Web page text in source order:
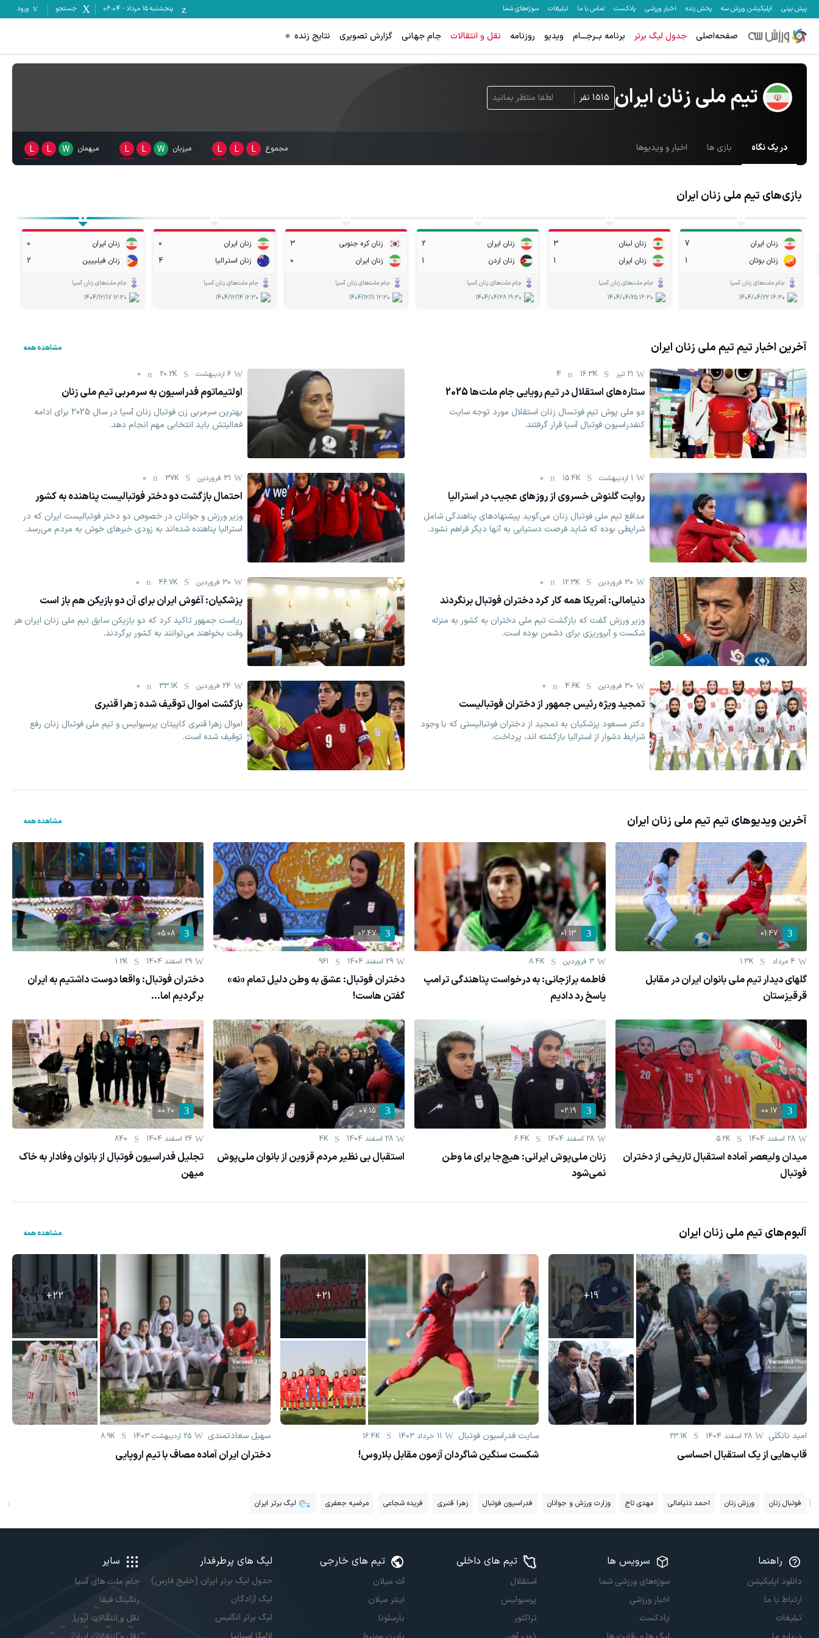
پیش بینی اپلیکیشن ورزش سه پخش زنده اخبار ورزشی پادکست تماس با ما تبلیغات سوژه‌های شما پنجشنبه ۱۵ مرداد -
06:04 جستجو ورود
صفحه‌اصلی جدول لیگ برتر برنامه بــرجـــام ویدیو روزنامه نقل و انتقالات جام جهانی گزارش تصویری نتایج زنده
تیم ملی زنان ایران 1515 نفر لطفا منتظر بمانید
در یک نگاه بازی ها اخبار و ویدیوها مجموع L
L
L میزبان W
L
L میهمان W
L
L
بازی‌های تیم ملی زنان ایران
زنان ایران
7
زنان بوتان
1
جام ملت‌های زنان آسیا
1404/04/22 16:30
زنان لبنان
3
زنان ایران
1
جام ملت‌های زنان آسیا
1404/04/25 16:30
زنان ایران
2
زنان اردن
1
جام ملت‌های زنان آسیا
1404/04/28 19:30
زنان کره جنوبی
3
زنان ایران
0
جام ملت‌های زنان آسیا
1404/12/11 12:30
زنان ایران
0
زنان استرالیا
4
جام ملت‌های زنان آسیا
1404/12/14 12:30
زنان ایران
0
زنان فیلیپین
2
جام ملت‌های زنان آسیا
1404/12/17 12:30
آخرین اخبار تیم تیم ملی زنان ایران مشاهده همه
21 تیر 16.3K
4
ستاره‌های استقلال‌ در تیم رویایی جام ملت‌ها 2025
دو ملی پوش تیم فوتسال زنان استقلال مورد توجه سایت
کنفدراسیون فوتبال آسیا قرار گرفتند.
6 اردیبهشت 20.2K
0
اولتیماتوم فدراسیون به سرمربی تیم ملی زنان
بهترین سرمربی زن فوتبال زنان آسیا در سال 2025 برای ادامه
فعالیتش باید انتخابی مهم انجام دهد.
1 اردیبهشت 15.4K
0
روایت گلنوش خسروی از روزهای عجیب در استرالیا
مدافع تیم ملی فوتبال زنان می‌گوید پیشنهادهای پناهندگی شامل
شرایطی بوده که شاید فرصت دستیابی به آنها دیگر فراهم نشود.
31 فروردين 37K
0
احتمال بازگشت دو دختر فوتبالیست پناهنده به کشور
وزیر ورزش و جوانان در خصوص دو دختر فوتبالیست ایران که در
استرالیا پناهنده شده‌اند به زودی خبرهای خوش به مردم می‌رسد.
30 فروردين 12.3K
0
دنیامالی: آمریکا همه کار کرد دختران فوتبال برنگردند
وزیر ورزش گفت که بازگشت تیم ملی دختران به کشور به منزله
شکست و آبروریزی برای دشمن بوده است.
30 فروردين 46.7K
0
پزشکیان: آغوش ایران برای آن دو بازیکن هم باز است
ریاست جمهور تاکید کرد که دو بازیکن سابق تیم ملی زنان ایران هر
وقت بخواهند می‌توانند به کشور برگردند.
30 فروردين 4.6K
0
تمجید ویژه رئیس جمهور از دختران فوتبالیست
دکتر مسعود پزشکیان به تمجید از دختران فوتبالیستی که با وجود
شرایط دشوار از استرالیا بازگشته اند، پرداخت.
24 فروردين 33.1K
0
بازگشت اموال توقیف شده زهرا قنبری
اموال زهرا قنبری کاپیتان پرسپولیس و تیم ملی فوتبال زنان رفع
توقیف شده است.
آخرین ویدیوهای تیم تیم ملی زنان ایران مشاهده همه
01:47
4 مرداد 1.3K
گلهای دیدار تیم ملی بانوان ایران در مقابل
قرقیزستان
01:13
3 فروردين 8.4K
فاطمه برازجانی: به درخواست پناهندگی ترامپ
پاسخ رد دادیم
02:47
29 اسفند 1404 961
دختران فوتبال: عشق به وطن دلیل تمام «نه»
گفتن‌ هاست!
05:08
29 اسفند 1404 1.2K
دختران فوتبال: واقعا دوست داشتیم به ایران
برگردیم اما...
00:17
28 اسفند 1404 5.2K
میدان ولیعصر آماده استقبال تاریخی از دختران
فوتبال
02:19
28 اسفند 1404 6.4K
زنان ملی‌پوش ایرانی: هیچ‌جا برای ما وطن
نمی‌شود
07:15
28 اسفند 1404 4K
استقبال بی نظیر مردم قزوین از بانوان ملی‌پوش
00:20
26 اسفند 1404 840
تجلیل فدراسیون فوتبال از بانوان وفادار به خاک
میهن
آلبوم‌های تیم ملی زنان ایران مشاهده همه
+19
امید نانکلی 28 اسفند 1404 23.1K
قاب‌هایی از یک استقبال احساسی
+21
سایت فدراسیون فوتبال 11 خرداد 1403 16.4K
شکست سنگین شاگردان آزمون مقابل بلاروس!
+22
سهیل سعادتمندی 25 اردیبهشت 1403 8.9K
دختران ایران آماده مصاف با تیم اروپایی
فوتبال زنان ورزش زنان احمد دنیامالی مهدی تاج وزارت ورزش و جوانان فدراسیون فوتبال زهرا قنبری فریده شجاعی مرضیه جعفری لیگ برتر ایران
راهنما
دانلود اپلیکیشن
ارتباط با ما
تبلیغات
سرویس ها
سوژه‌های ورزشی شما
اخبار ورزشی
پادکست
تیم های داخلی
استقلال
پرسپولیس
تراکتور
تیم های خارجی
آث میلان
اینتر میلان
بارسلونا
لیگ های پرطرفدار
جدول لیگ برتر ایران (خلیج فارس)
لیگ آزادگان
لیگ برتر انگلیس
سایر
جام ملت های آسیا
رنکینگ فیفا
نقل و انتقالات اروپا